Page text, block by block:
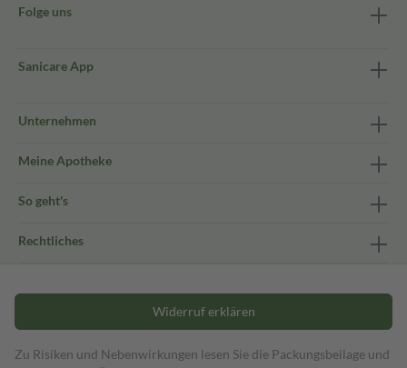
Folge uns
Sanicare App
Unternehmen
Meine Apotheke
So geht's
Rechtliches
Widerruf erklären
Zu Risiken und Nebenwirkungen lesen Sie die Packungsbeilage und